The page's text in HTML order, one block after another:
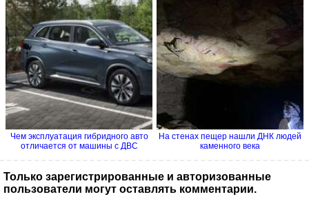
Чем эксплуатация гибридного авто
отличается от машины с ДВС
На стенах пещер нашли ДНК людей
каменного века
Только зарегистрированные и авторизованные
пользователи могут оставлять комментарии.